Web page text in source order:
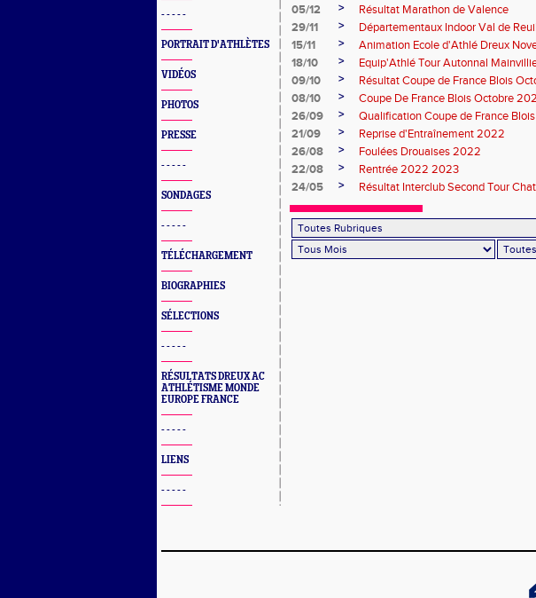
- - - - -
PORTRAIT D'ATHLÈTES
VIDÉOS
PHOTOS
PRESSE
- - - - -
SONDAGES
- - - - -
TÉLÉCHARGEMENT
BIOGRAPHIES
SÉLECTIONS
- - - - -
RÉSULTATS DREUX AC
ATHLÉTISME MONDE
EUROPE FRANCE
- - - - -
LIENS
- - - - -
05/12
>
Résultat Marathon de Valence
29/11
>
Départementaux Indoor Val de
15/11
>
Animation Ecole d'Athlé Dreux
18/10
>
Equip'Athlé Tour Autonnal
09/10
>
Résultat Coupe de France Blois
08/10
>
Coupe De France Blois Octobre
26/09
>
Qualification Coupe de France
21/09
>
Reprise d'Entraînement 2022
26/08
>
Foulées Drouaises 2022
22/08
>
Rentrée 2022 2023
24/05
> Résultat Interclub Second Tour